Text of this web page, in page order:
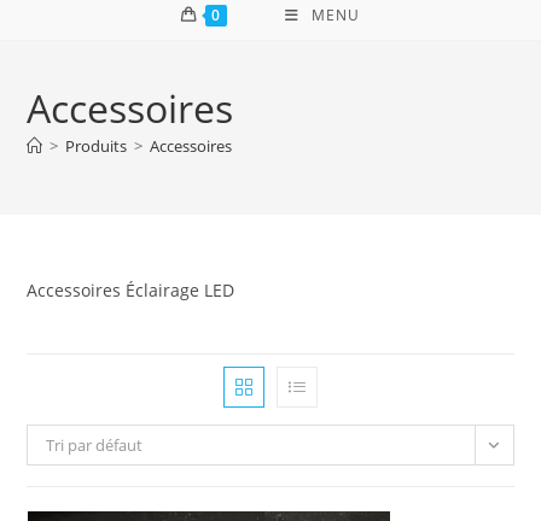
0 MENU
Accessoires
> Produits > Accessoires
Accessoires Éclairage LED
Tri par défaut